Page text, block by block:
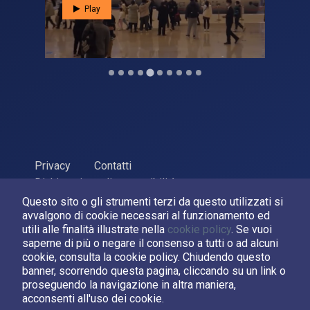
Questo sito o gli strumenti terzi da questo utilizzati si
avvalgono di cookie necessari al funzionamento ed
utili alle finalità illustrate nella cookie policy. Se vuoi
saperne di più o negare il consenso a tutti o ad alcuni
cookie, consulta la cookie policy. Chiudendo questo
banner, scorrendo questa pagina, cliccando su un link o
proseguendo la navigazione in altra maniera,
acconsenti all'uso dei cookie.
Play
Privacy
Contatti
Dichiarazione di accessibilità
ASI Agenzia Spaziale Italiana, 2026. P.Iva 03638121008
Sviluppato daLPM
Seguici su:
Asi su Facebook
Asi su XCanale Asi su YouTube